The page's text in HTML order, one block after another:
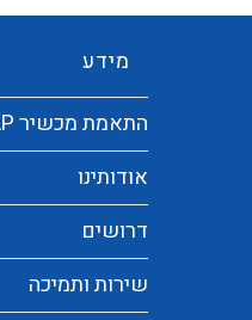
מידע
התאמת מכשיר CPAP
אודותינו
דרושים
שירות ותמיכה